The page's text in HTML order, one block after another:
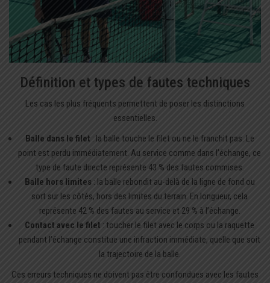
Définition et types de fautes techniques
Les cas les plus fréquents permettent de poser les distinctions
essentielles.
Balle dans le filet : la balle touche le filet ou ne le franchit pas. Le
point est perdu immédiatement. Au service comme dans l’échange, ce
type de faute directe représente 43 % des fautes commises.
Balle hors limites : la balle rebondit au-delà de la ligne de fond ou
sort sur les côtés, hors des limites du terrain. En longueur, cela
représente 42 % des fautes au service et 29 % à l’échange.
Contact avec le filet : toucher le filet avec le corps ou la raquette
pendant l’échange constitue une infraction immédiate, quelle que soit
la trajectoire de la balle.
Ces erreurs techniques ne doivent pas être confondues avec les fautes